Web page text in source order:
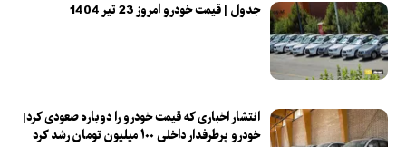
جدول | قیمت خودرو امروز 23 تیر 1404
انتشار اخباری که قیمت خودرو را دوباره صعودی کرد|
خودرو پرطرفدار داخلی ۱۰۰ میلیون تومان رشد کرد